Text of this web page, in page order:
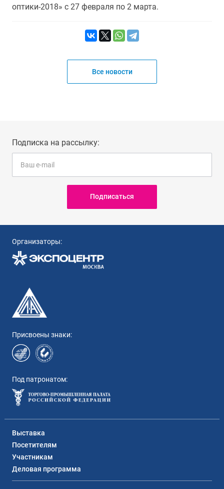
оптики-2018» с 27 февраля по 2 марта.
Все новости
Подписка на рассылку:
Подписаться
Организаторы:
Присвоены знаки:
Под патронатом:
Выставка
Посетителям
Участникам
Деловая программа